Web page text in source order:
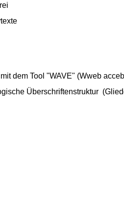
dem Tool "WAVE" (Wweb
Überschriftenstruktur